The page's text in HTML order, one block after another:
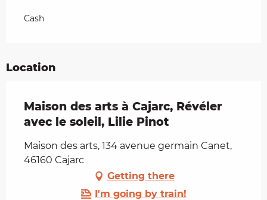
Cash
Location
Maison des arts à Cajarc, Révéler
avec le soleil, Lilie Pinot
Maison des arts, 134 avenue germain Canet,
46160 Cajarc
Getting there
I'm going by train!